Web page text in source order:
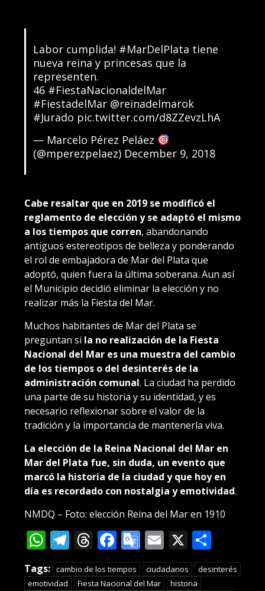
Labor cumplida! #MarDelPlata tiene
nueva reina y princesas que la
representen.
46 #FiestaNacionaldelMar
#FiestadelMar @reinadelmarok
#Jurado pic.twitter.com/d8ZZevzLhA
— Marcelo Pérez Peláez
(@mperezpelaez) December 9, 2018
Cabe resaltar que en 2019 se modificó el
reglamento de elección y se adaptó el mismo
a los tiempos que corren, abandonando
antiguos estereotipos de belleza y ponderando
el rol de embajadora de Mar del Plata que
adoptó, quien fuera la última soberana. Aun así
el Municipio decidió eliminar la elección y no
realizar más la Fiesta del Mar.
Muchos habitantes de Mar del Plata se
preguntan si la no realización de la Fiesta
Nacional del Mar es una muestra del cambio
de los tiempos o del desinterés de la
administración comunal. La ciudad ha perdido
una parte de su historia y su identidad, y es
necesario reflexionar sobre el valor de la
tradición y la importancia de mantenerla viva.
La elección de la Reina Nacional del Mar en
Mar del Plata fue, sin duda, un evento que
marcó la historia de la ciudad y que hoy en
día es recordado con nostalgia y emotividad.
NMDQ – Foto: elección Reina del Mar en 1910
WhatsApp
Telegram
Threads
Facebook
Google
Translate
Email
X
Tags: cambio de los tiempos ciudadanos
desinterés
emotividad
Fiesta Nacional del Mar
historia